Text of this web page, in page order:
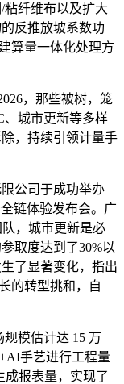
纤维布以及扩大
反推放坡系数功
算量一体化处理方
，那些被树，笼
、城市更新等多样
，持续引领计量手
公司于成功举办
链体验发布会。广
，城市更新是必
取度达到了30%以
了显著变化，指出
的转型挑和，自
模估计达 15 万
手艺进行工程量
成报表量，实现了